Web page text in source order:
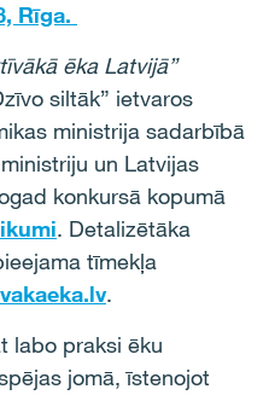
Rīga.
ēka Latvijā”
siltāk” ietvaros
ministrija sadarbībā
un Latvijas
konkursā kopumā
. Detalizētāka
tīmekļa
.
labo praksi ēku
jomā, īstenojot